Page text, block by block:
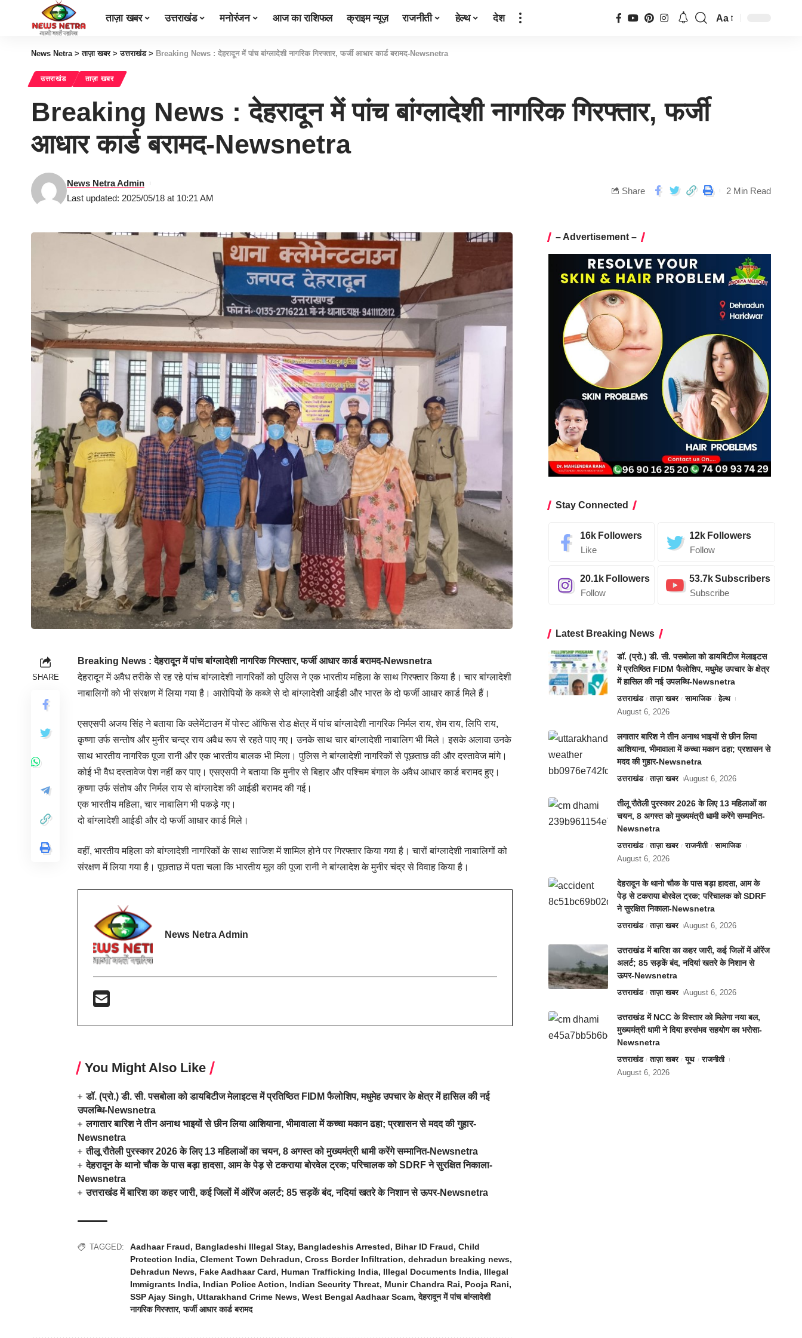
ताज़ा खबर उत्तराखंड मनोरंजन आज का राशिफल क्राइम न्यूज़ राजनीती हेल्थ देश Aa
News Netra>ताज़ा खबर>उत्तराखंड> Breaking News : देहरादून में पांच बांग्लादेशी नागरिक गिरफ्तार, फर्जी आधार कार्ड बरामद-Newsnetra
उत्तराखंड ताज़ा खबर
Breaking News : देहरादून में पांच बांग्लादेशी नागरिक गिरफ्तार, फर्जी
आधार कार्ड बरामद-Newsnetra
Last updated: 2025/05/18 at 10:21 AM
News Netra Admin
Share 2 Min Read
SHARE
Breaking News : देहरादून में पांच बांग्लादेशी नागरिक गिरफ्तार, फर्जी आधार कार्ड बरामद-Newsnetra
देहरादून में अवैध तरीके से रह रहे पांच बांग्लादेशी नागरिकों को पुलिस ने एक भारतीय महिला के साथ गिरफ्तार किया है। चार बांग्लादेशी
नाबालिगों को भी संरक्षण में लिया गया है। आरोपियों के कब्जे से दो बांग्लादेशी आईडी और भारत के दो फर्जी आधार कार्ड मिले हैं।
एसएसपी अजय सिंह ने बताया कि क्लेमेंटाउन में पोस्ट ऑफिस रोड क्षेत्र में पांच बांग्लादेशी नागरिक निर्मल राय, शेम राय, लिपि राय,
कृष्णा उर्फ सन्तोष और मुनीर चन्द्र राय अवैध रूप से रहते पाए गए। उनके साथ चार बांग्लादेशी नाबालिग भी मिले। इसके अलावा उनके
साथ भारतीय नागरिक पूजा रानी और एक भारतीय बालक भी मिला। पुलिस ने बांग्लादेशी नागरिकों से पूछताछ की और दस्तावेज मांगे।
कोई भी वैध दस्तावेज पेश नहीं कर पाए। एसएसपी ने बताया कि मुनीर से बिहार और पश्चिम बंगाल के अवैध आधार कार्ड बरामद हुए।
कृष्णा उर्फ संतोष और निर्मल राय से बांग्लादेश की आईडी बरामद की गई।
एक भारतीय महिला, चार नाबालिग भी पकड़े गए।
दो बांग्लादेशी आईडी और दो फर्जी आधार कार्ड मिले।
वहीं, भारतीय महिला को बांग्लादेशी नागरिकों के साथ साजिश में शामिल होने पर गिरफ्तार किया गया है। चारों बांग्लादेशी नाबालिगों को
संरक्षण में लिया गया है। पूछताछ में पता चला कि भारतीय मूल की पूजा रानी ने बांग्लादेश के मुनीर चंद्र से विवाह किया है।
News Netra Admin
You Might Also Like
डॉ. (प्रो.) डी. सी. पसबोला को डायबिटीज मेलाइटस में प्रतिष्ठित FIDM फैलोशिप, मधुमेह उपचार के क्षेत्र में हासिल की नई
उपलब्धि-Newsnetra
लगातार बारिश ने तीन अनाथ भाइयों से छीन लिया आशियाना, भीमावाला में कच्चा मकान ढहा; प्रशासन से मदद की गुहार-
Newsnetra
तीलू रौतेली पुरस्कार 2026 के लिए 13 महिलाओं का चयन, 8 अगस्त को मुख्यमंत्री धामी करेंगे सम्मानित-Newsnetra
देहरादून के थानो चौक के पास बड़ा हादसा, आम के पेड़ से टकराया बोरवेल ट्रक; परिचालक को SDRF ने सुरक्षित निकाला-
Newsnetra
उत्तराखंड में बारिश का कहर जारी, कई जिलों में ऑरेंज अलर्ट; 85 सड़कें बंद, नदियां खतरे के निशान से ऊपर-Newsnetra
TAGGED: Aadhaar Fraud, Bangladeshi Illegal Stay, Bangladeshis Arrested, Bihar ID Fraud, Child
Protection India, Clement Town Dehradun, Cross Border Infiltration, dehradun breaking news,
Dehradun News, Fake Aadhaar Card, Human Trafficking India, Illegal Documents India, Illegal
Immigrants India, Indian Police Action, Indian Security Threat, Munir Chandra Rai, Pooja Rani,
SSP Ajay Singh, Uttarakhand Crime News, West Bengal Aadhaar Scam,देहरादून में पांच बांग्लादेशी
नागरिक गिरफ्तार,फर्जी आधार कार्ड बरामद
– Advertisement –
Stay Connected
16k Followers
Like
12k Followers
Follow
20.1k Followers
Follow
53.7kSubscribers
Subscribe
Latest Breaking News
डॉ. (प्रो.) डी. सी. पसबोला को डायबिटीज मेलाइटस
में प्रतिष्ठित FIDM फैलोशिप, मधुमेह उपचार के क्षेत्र
में हासिल की नई उपलब्धि-Newsnetra
उत्तराखंड ताज़ा खबर सामाजिक
हेल्थ
August 6, 2026
लगातार बारिश ने तीन अनाथ भाइयों से छीन लिया
आशियाना, भीमावाला में कच्चा मकान ढहा; प्रशासन से
मदद की गुहार-Newsnetra
उत्तराखंड ताज़ा खबर August 6, 2026
तीलू रौतेली पुरस्कार 2026 के लिए 13 महिलाओं का
चयन, 8 अगस्त को मुख्यमंत्री धामी करेंगे सम्मानित-
Newsnetra
उत्तराखंड ताज़ा खबर राजनीती
सामाजिक
August 6, 2026
देहरादून के थानो चौक के पास बड़ा हादसा, आम के
पेड़ से टकराया बोरवेल ट्रक; परिचालक को SDRF
ने सुरक्षित निकाला-Newsnetra
उत्तराखंड ताज़ा खबर August 6, 2026
उत्तराखंड में बारिश का कहर जारी, कई जिलों में ऑरेंज
अलर्ट; 85 सड़कें बंद, नदियां खतरे के निशान से
ऊपर-Newsnetra
उत्तराखंड ताज़ा खबर August 6, 2026
उत्तराखंड में NCC के विस्तार को मिलेगा नया बल,
मुख्यमंत्री धामी ने दिया हरसंभव सहयोग का भरोसा-
Newsnetra
उत्तराखंड ताज़ा खबर यूथ
राजनीती
August 6, 2026